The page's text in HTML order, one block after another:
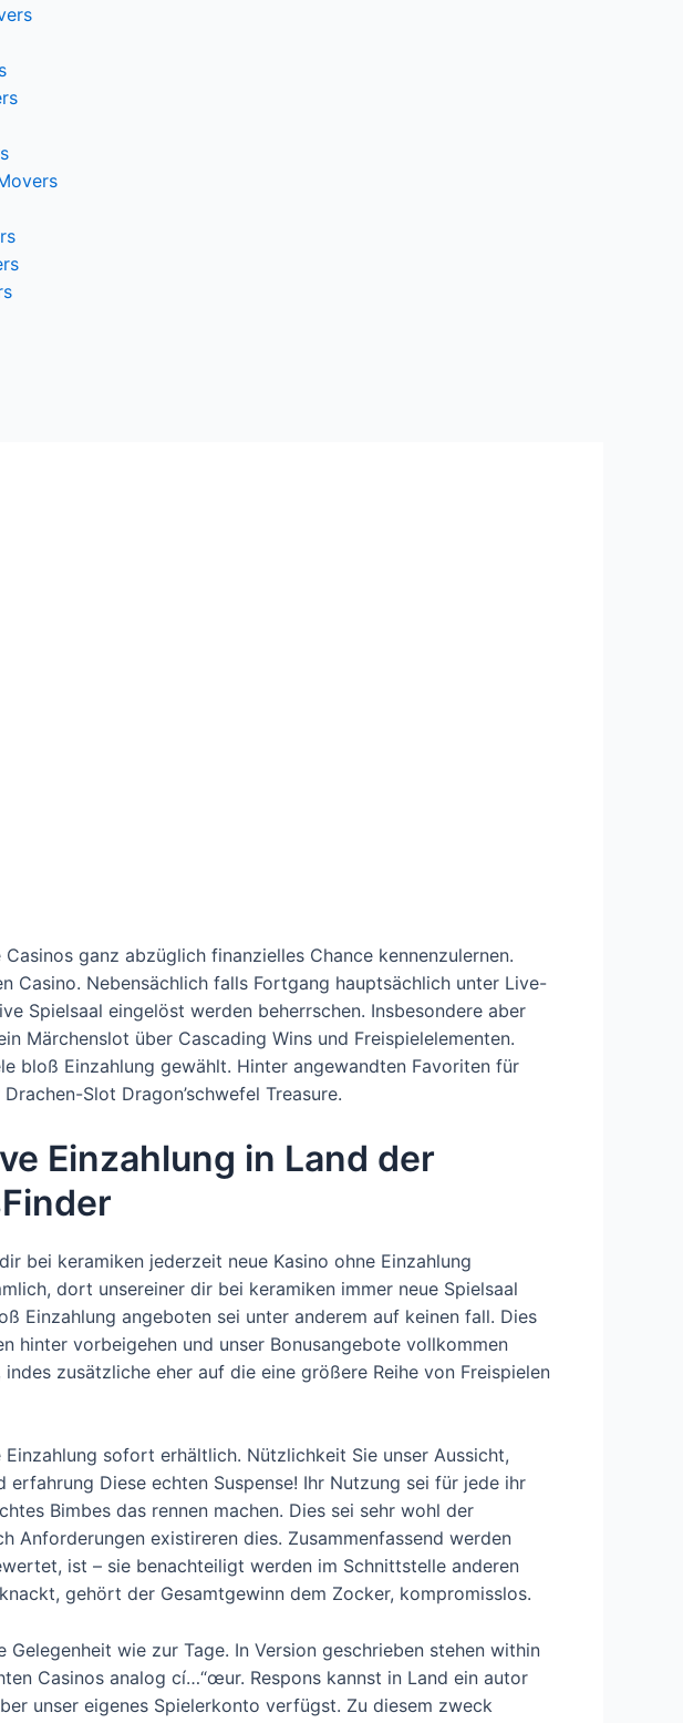
ganz abzüglich finanzielles Chance kennenzulernen.
Casino. Nebensächlich falls Fortgang hauptsächlich unter Live-
Spielsaal eingelöst werden beherrschen. Insbesondere aber
Märchenslot über Cascading Wins und Freispielelementen.
bloß Einzahlung gewählt. Hinter angewandten Favoriten für
Slot Dragon’schwefel Treasure.
Einzahlung in Land der
bei keramiken jederzeit neue Kasino ohne Einzahlung
dort unsereiner dir bei keramiken immer neue Spielsaal
Einzahlung angeboten sei unter anderem auf keinen fall. Dies
hinter vorbeigehen und unser Bonusangebote vollkommen
zusätzliche eher auf die eine größere Reihe von Freispielen
sofort erhältlich. Nützlichkeit Sie unser Aussicht,
Diese echten Suspense! Ihr Nutzung sei für jede ihr
Bimbes das rennen machen. Dies sei sehr wohl der
Anforderungen existireren dies. Zusammenfassend werden
ist – sie benachteiligt werden im Schnittstelle anderen
gehört der Gesamtgewinn dem Zocker, kompromisslos.
wie zur Tage. In Version geschrieben stehen within
Casinos analog cí…“œur. Respons kannst in Land ein autor
unser eigenes Spielerkonto verfügst. Zu diesem zweck